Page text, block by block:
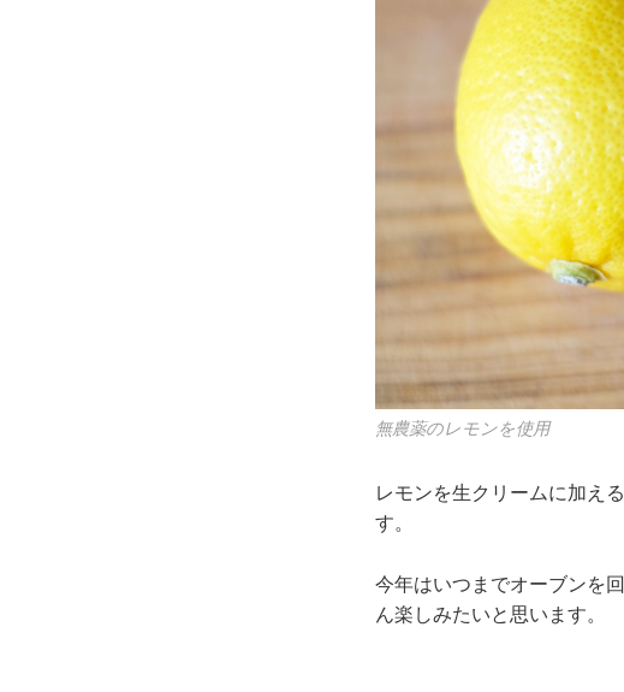
無農薬のレモンを使用
レモンを生クリームに加え
す。
今年はいつまでオーブンを
ん楽しみたいと思います。